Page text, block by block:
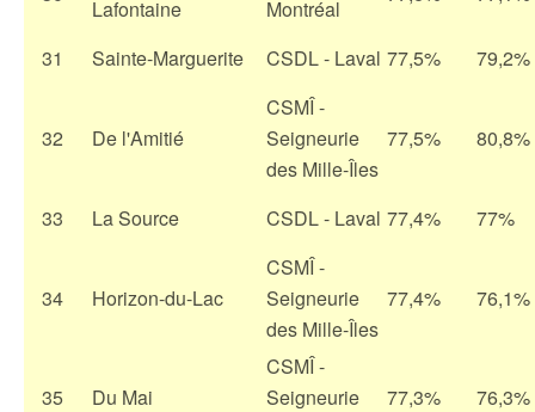
Lafontaine
Montréal
31 Sainte-Marguerite CSDL - Laval 77,5% 79,2%
32 De l'Amitié
CSMÎ -
Seigneurie
des Mille-Îles
77,5% 80,8%
33 La Source CSDL - Laval 77,4% 77%
34 Horizon-du-Lac
CSMÎ -
Seigneurie
des Mille-Îles
77,4% 76,1%
35 Du Mai
CSMÎ -
Seigneurie
77,3% 76,3%